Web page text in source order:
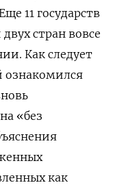
11 государств
стран вовсе
Как следует
ознакомился
«без
как